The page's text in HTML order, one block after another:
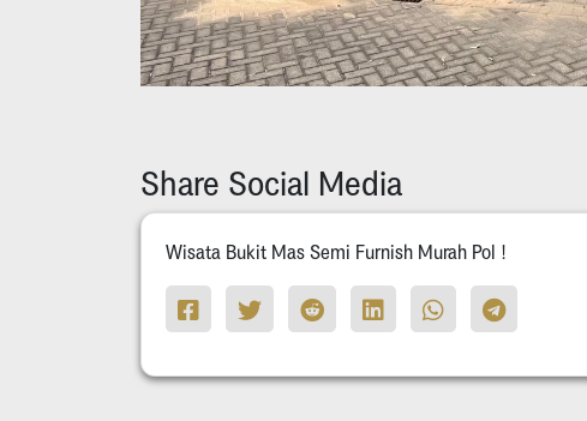
Share Social Media
Wisata Bukit Mas Semi Furnish Murah Pol !